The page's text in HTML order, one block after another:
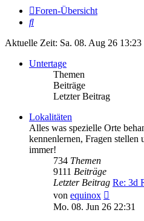
Foren-Übersicht
Suche
Aktuelle Zeit: Sa. 08. Aug 26 13:23
Untertage
Themen
Beiträge
Letzter Beitrag
Lokalitäten
Alles was spezielle Orte
kennenlernen, Fragen stellen
immer!
734 Themen
9111 Beiträge
Letzter Beitrag Re: 3d
von equinox
Beitrag
Mo. 08. Jun 26 22:31